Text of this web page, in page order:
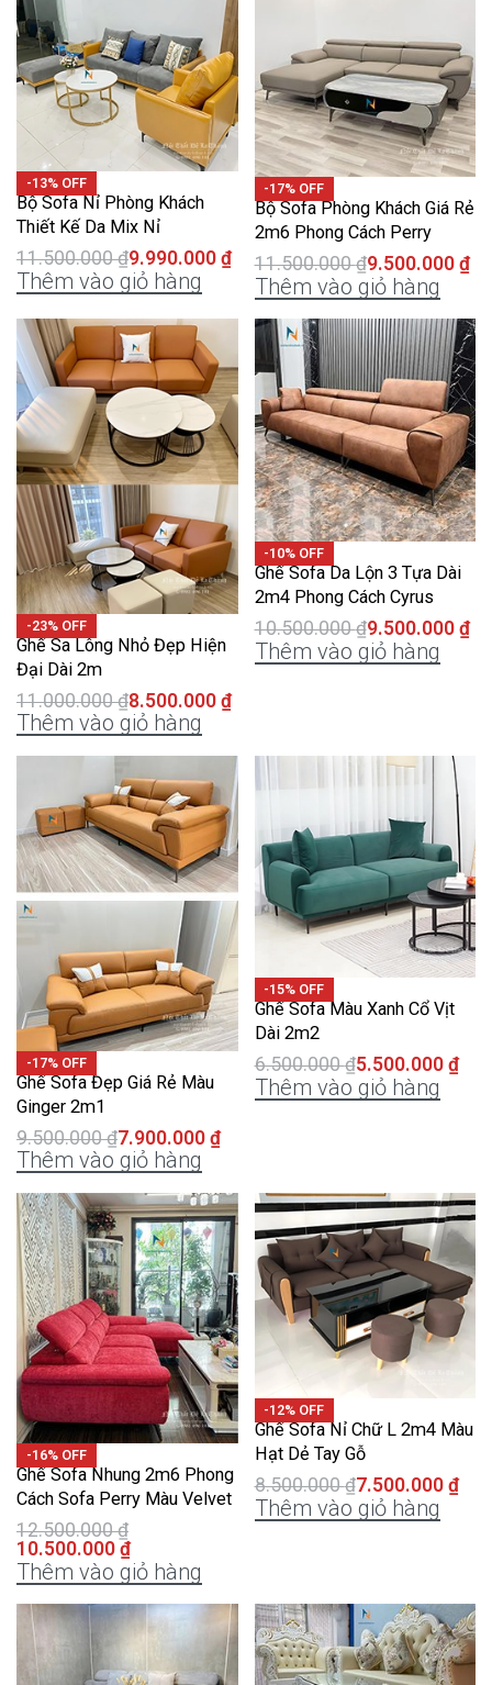
-13% OFF
Bộ Sofa Nỉ Phòng Khách
Thiết Kế Da Mix Nỉ
11.500.000₫9.990.000 ₫
Thêm vào giỏ hàng
-17% OFF
Bộ Sofa Phòng Khách Giá Rẻ
2m6 Phong Cách Perry
11.500.000₫9.500.000 ₫
Thêm vào giỏ hàng
-23% OFF
Ghế Sa Lông Nhỏ Đẹp Hiện
Đại Dài 2m
11.000.000₫8.500.000 ₫
Thêm vào giỏ hàng
-10% OFF
Ghế Sofa Da Lộn 3 Tựa Dài
2m4 Phong Cách Cyrus
10.500.000₫9.500.000 ₫
Thêm vào giỏ hàng
-17% OFF
Ghế Sofa Đẹp Giá Rẻ Màu
Ginger 2m1
9.500.000₫7.900.000 ₫
Thêm vào giỏ hàng
-15% OFF
Ghế Sofa Màu Xanh Cổ Vịt
Dài 2m2
6.500.000₫5.500.000 ₫
Thêm vào giỏ hàng
-16% OFF
Ghế Sofa Nhung 2m6 Phong
Cách Sofa Perry Màu Velvet
12.500.000₫
10.500.000 ₫
Thêm vào giỏ hàng
-12% OFF
Ghế Sofa Nỉ Chữ L 2m4 Màu
Hạt Dẻ Tay Gỗ
8.500.000₫7.500.000 ₫
Thêm vào giỏ hàng